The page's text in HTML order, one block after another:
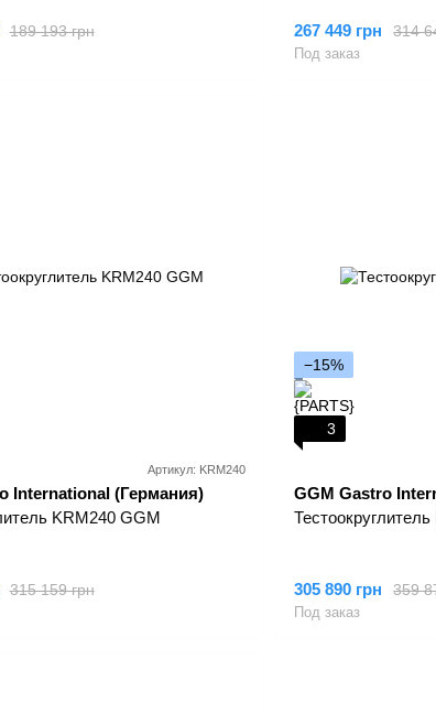
189 193 грн 314
267 449 грн
Под заказ
Артикул: KRM240
International (Германия)
KRM240 GGM
315 159 грн
−15%
3
GGM Gastro
359
305 890 грн
Под заказ